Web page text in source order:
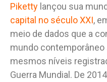
Piketty lançou sua
capital no século XXI,
meio de dados que a
mundo contemporâneo
mesmos níveis
Guerra Mundial. De